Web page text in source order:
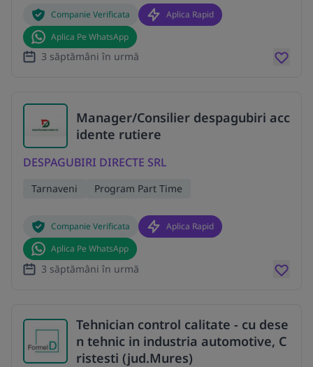
Companie Verificata
Aplica Rapid
Aplica Pe WhatsApp
3 săptămâni în urmă
Manager/Consilier despagubiri acc
idente rutiere
DESPAGUBIRI DIRECTE SRL
Tarnaveni Program Part Time
Companie Verificata
Aplica Rapid
Aplica Pe WhatsApp
3 săptămâni în urmă
Tehnician control calitate - cu dese
n tehnic in industria automotive, C
ristesti (jud.Mures)